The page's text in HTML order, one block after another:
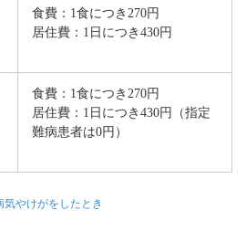
食費：1食につき270円
居住費：1日につき430円
食費：1食につき270円
居住費：1日につき430円（指定
難病患者は0円）
気やけがをしたとき